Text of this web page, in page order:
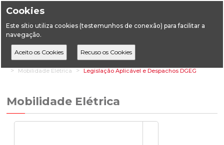
Cookies
Este sítio utiliza cookies (testemunhos de conexão) para facilitar a
navegação.
HomeÁreas Setoriais Energia
Energia Elétrica
Mobilidade Elétrica
Legislação Aplicável e Despachos DGEG
Mobilidade Elétrica